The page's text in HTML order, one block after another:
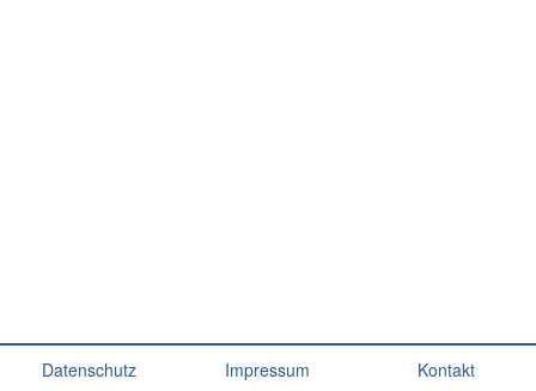
Datenschutz Impressum Kontakt